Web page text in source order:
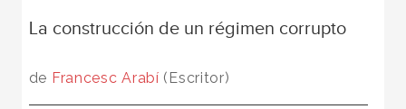
La construcción de un régimen corrupto
de Francesc Arabí (Escritor)